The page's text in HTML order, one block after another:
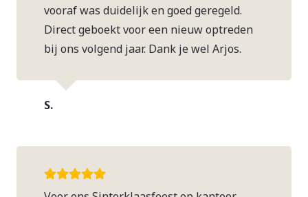
vooraf was duidelijk en goed geregeld.
Direct geboekt voor een nieuw optreden
bij ons volgend jaar. Dank je wel Arjos.
S.